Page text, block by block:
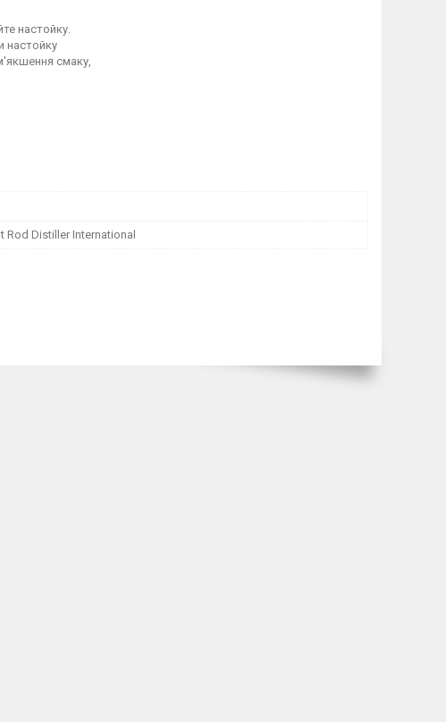
настойку.
настойку
смаку,
Rod Distiller International